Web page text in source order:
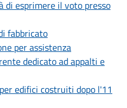
di esprimere il voto presso
fabbricato
per assistenza
dedicato ad appalti e
edifici costruiti dopo l'11